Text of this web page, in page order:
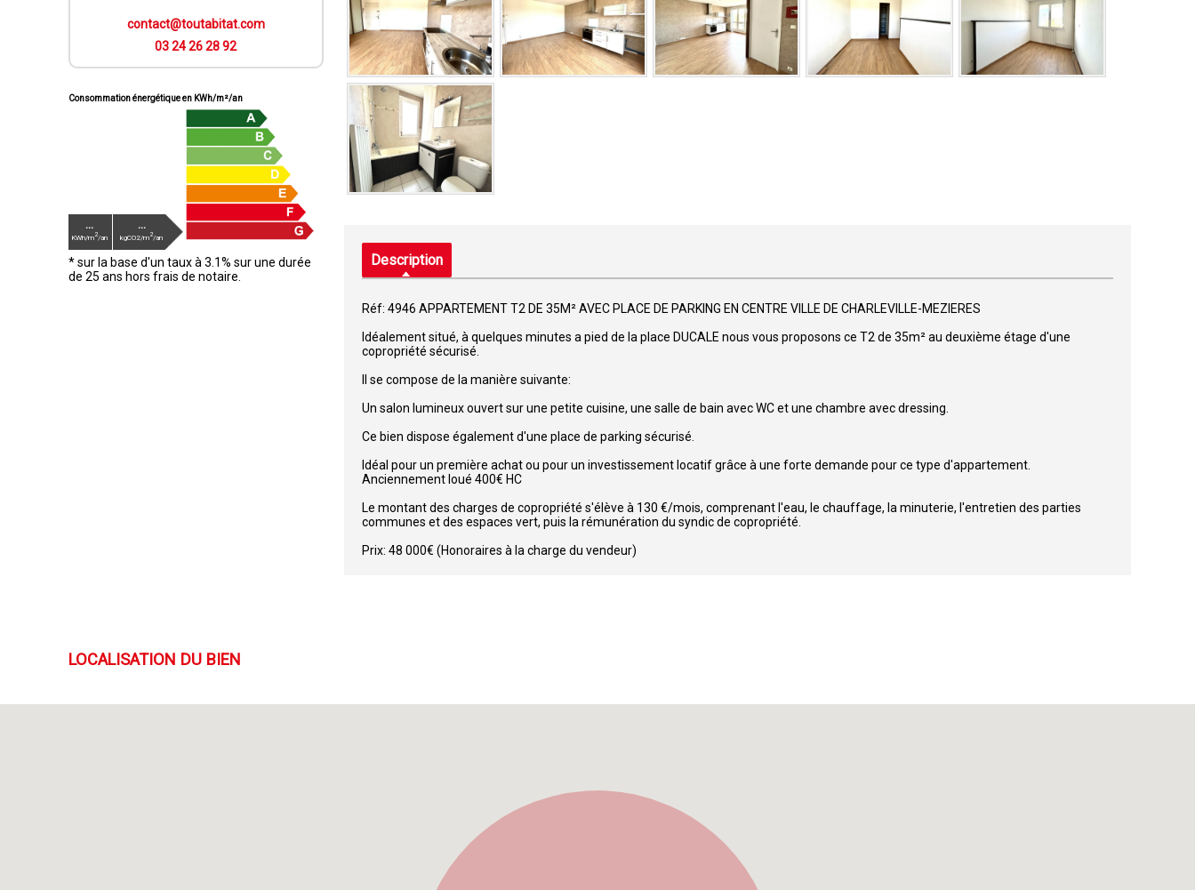
contact@toutabitat.com
03 24 26 28 92
Consommation énergétique en KWh/m²/an
...
KWh/m2/an
...
kgCO2/m2/an
* sur la base d'un taux à 3.1% sur une durée
de 25 ans hors frais de notaire.
Description
Réf: 4946 APPARTEMENT T2 DE 35M² AVEC PLACE DE PARKING EN CENTRE VILLE DE CHARLEVILLE-MEZIERES
Idéalement situé, à quelques minutes a pied de la place DUCALE nous vous proposons ce T2 de 35m² au deuxième étage d'une
copropriété sécurisé.
Il se compose de la manière suivante:
Un salon lumineux ouvert sur une petite cuisine, une salle de bain avec WC et une chambre avec dressing.
Ce bien dispose également d'une place de parking sécurisé.
Idéal pour un première achat ou pour un investissement locatif grâce à une forte demande pour ce type d'appartement.
Anciennement loué 400€ HC
Le montant des charges de copropriété s'élève à 130 €/mois, comprenant l'eau, le chauffage, la minuterie, l'entretien des parties
communes et des espaces vert, puis la rémunération du syndic de copropriété.
Prix: 48 000€ (Honoraires à la charge du vendeur)
LOCALISATION DU BIEN